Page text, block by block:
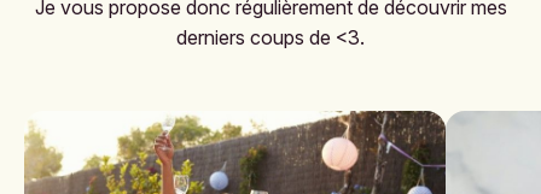
Je vous propose donc régulièrement de découvrir mes
derniers coups de <3.